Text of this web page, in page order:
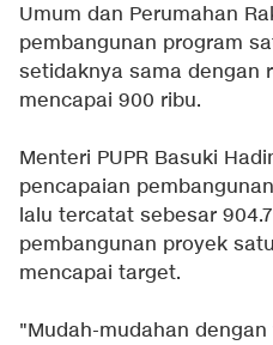
Umum dan Perumahan
pembangunan program
setidaknya sama dengan
mencapai 900 ribu.
Menteri PUPR Basuki
pencapaian
lalu tercatat sebesar
pembangunan proyek
mencapai target.
"Mudah-mudahan